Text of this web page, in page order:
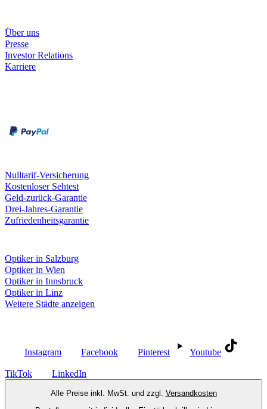
Über uns
Presse
Investor Relations
Karriere
Nulltarif-Versicherung
Kostenloser Sehtest
Geld-zurück-Garantie
Drei-Jahres-Garantie
Zufriedenheitsgarantie
Optiker in Salzburg
Optiker in Wien
Optiker in Innsbruck
Optiker in Linz
Weitere Städte anzeigen
Instagram Facebook Pinterest Youtube
TikTok LinkedIn
Alle Preise inkl. MwSt. und zzgl. Versandkosten